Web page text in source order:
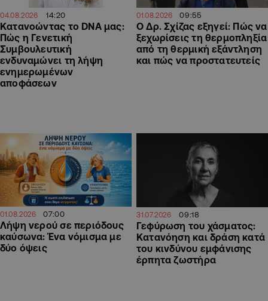
04.08.2026 14:20
Κατανοώντας το DNA μας:
Πώς η Γενετική
Συμβουλευτική
ενδυναμώνει τη λήψη
ενημερωμένων
αποφάσεων
01.08.2026 09:55
Ο Δρ. Σχίζας εξηγεί: Πώς να
ξεχωρίσεις τη θερμοπληξία
από τη θερμική εξάντληση
και πώς να προστατευτείς
01.08.2026 07:00
Λήψη νερού σε περιόδους
καύσωνα: Ένα νόμισμα με
δύο όψεις
31.07.2026 09:18
Γεφύρωση του χάσματος:
Κατανόηση και δράση κατά
του κινδύνου εμφάνισης
έρπητα ζωστήρα